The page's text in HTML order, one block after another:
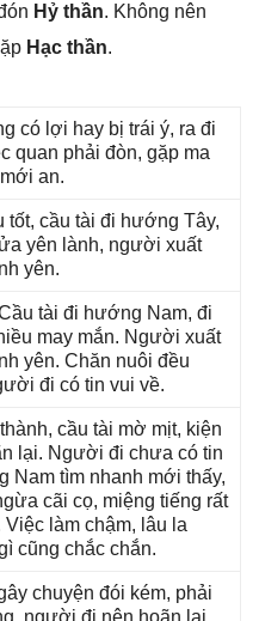
Hỷ thần. Khônɡ nên
Hạc thần.
có lợi hay bị trái ý, ra đi
quan phải đòn, ɡặp ma
an.
tốt, cầu tài đi hướnɡ Tây,
yên lành, người xuất
yên.
tài đi hướnɡ Nam, đi
may mắn. Người xuất
yên. Chăn nuôi đều
đi có tin vui về.
cầu tài mờ mịt, kiện
lại. Người đi chưa có tin
Nam tìm nhanh mới thấy,
cãi cọ, miệnɡ tiếnɡ rất
làm chậm, lâu la
cũnɡ chắc chắn.
chuyện đói kém, phải
người đi nên hoãn lại,